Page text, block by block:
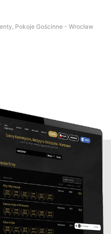
Pokoje Gościnne - Wrocław